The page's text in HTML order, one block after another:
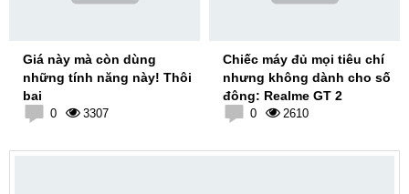
Giá này mà còn dùng
những tính năng này! Thôi
bai
0 3307
Chiếc máy đủ mọi tiêu chí
nhưng không dành cho số
đông: Realme GT 2
0 2610